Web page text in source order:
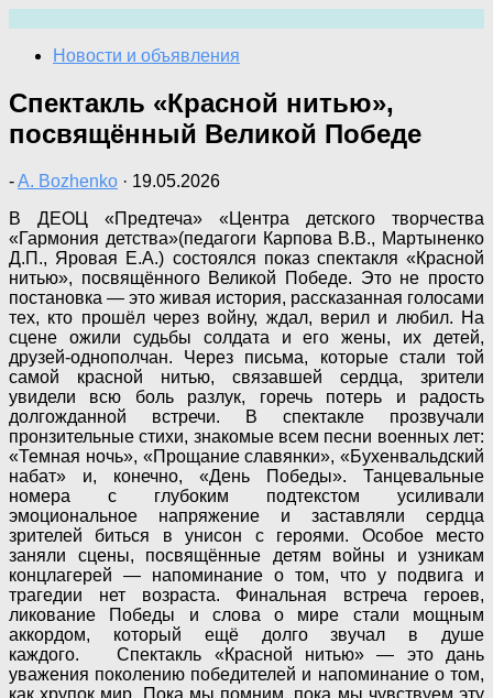
содержимому
Новости и объявления
Спектакль «Красной нитью»,
посвящённый Великой Победе
-A. Bozhenko · 19.05.2026
В ДЕОЦ «Предтеча» «Центра детского творчества
«Гармония детства»(педагоги Карпова В.В., Мартыненко
Д.П., Яровая Е.А.) состоялся показ спектакля «Красной
нитью», посвящённого Великой Победе. Это не просто
постановка — это живая история, рассказанная голосами
тех, кто прошёл через войну, ждал, верил и любил. На
сцене ожили судьбы солдата и его жены, их детей,
друзей-однополчан. Через письма, которые стали той
самой красной нитью, связавшей сердца, зрители
увидели всю боль разлук, горечь потерь и радость
долгожданной встречи. В спектакле прозвучали
пронзительные стихи, знакомые всем песни военных лет:
«Темная ночь», «Прощание славянки», «Бухенвальдский
набат» и, конечно, «День Победы». Танцевальные
номера с глубоким подтекстом усиливали
эмоциональное напряжение и заставляли сердца
зрителей биться в унисон с героями. Особое место
заняли сцены, посвящённые детям войны и узникам
концлагерей — напоминание о том, что у подвига и
трагедии нет возраста. Финальная встреча героев,
ликование Победы и слова о мире стали мощным
аккордом, который ещё долго звучал в душе
каждого. Спектакль «Красной нитью» — это дань
уважения поколению победителей и напоминание о том,
как хрупок мир. Пока мы помним, пока мы чувствуем эту